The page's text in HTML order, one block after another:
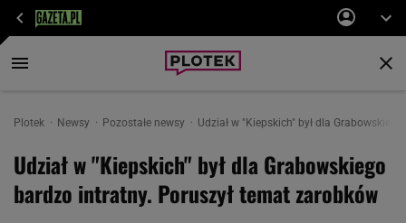
Plotek Newsy Pozostałe newsy Udział w "Kiepskich" był dla
Udział w "Kiepskich" był dla Grabowskiego
bardzo intratny. Poruszył temat zarobków